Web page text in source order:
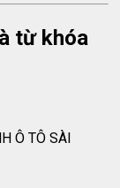
từ khóa
Ô TÔ SÀI